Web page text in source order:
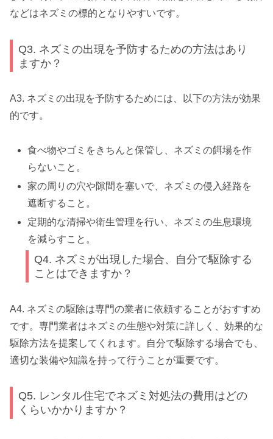
などはネズミの標的となりやすいです。
Q3. ネズミの出現を予防するための方法はあり
ますか？
A3. ネズミの出現を予防するためには、以下の方法が効果
的です。
食べ物やゴミをきちんと保管し、ネズミの餌場を作
らないこと。
家の周りの穴や隙間を塞いで、ネズミの侵入経路を
遮断すること。
定期的な清掃や衛生管理を行い、ネズミの生息環境
を減らすこと。
Q4. ネズミが出現した場合、自分で駆除する
ことはできますか？
A4. ネズミの駆除は専門の業者に依頼することがおすすめ
です。専門業者はネズミの生態や対策に詳しく、効果的な
駆除方法を提案してくれます。自分で駆除する場合でも、
適切な装備や知識を持って行うことが重要です。
Q5. レンタル住宅でネズミ対処法の費用はどの
くらいかかりますか？